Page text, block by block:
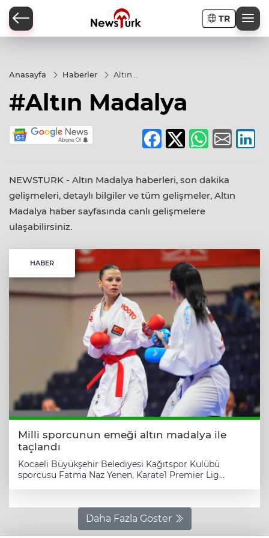
TR
Anasayfa Haberler
Altın
#Altın Madalya
NEWSTURK - Altın Madalya haberleri, son dakika
gelişmeleri, detaylı bilgiler ve tüm gelişmeler, Altın
Madalya haber sayfasında canlı gelişmelere
ulaşabilirsiniz.
HABER
Milli sporcunun emeği altın madalya ile
taçlandı
Kocaeli Büyükşehir Belediyesi Kağıtspor Kulübü
sporcusu Fatma Naz Yenen, Karate1 Premier Lig
Naz Yenen, dünya çapındaki güçlü rakiplerin yer aldığı
bu organizasyonda altın madalya kazanarak Türk
karatesi adına büyük bir onur elde etti. KOCAELİ (İGFA)
Daha Fazla Göster